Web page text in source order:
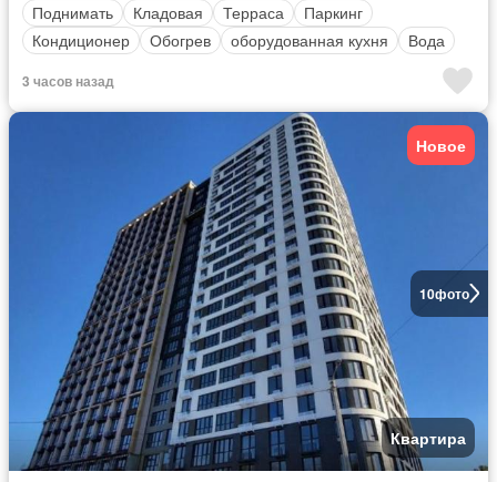
Поднимать
Кладовая Терраса
Паркинг
Кондиционер
Обогрев оборудованная кухня Вода
3 часов назад
10фото
Новое
Квартира